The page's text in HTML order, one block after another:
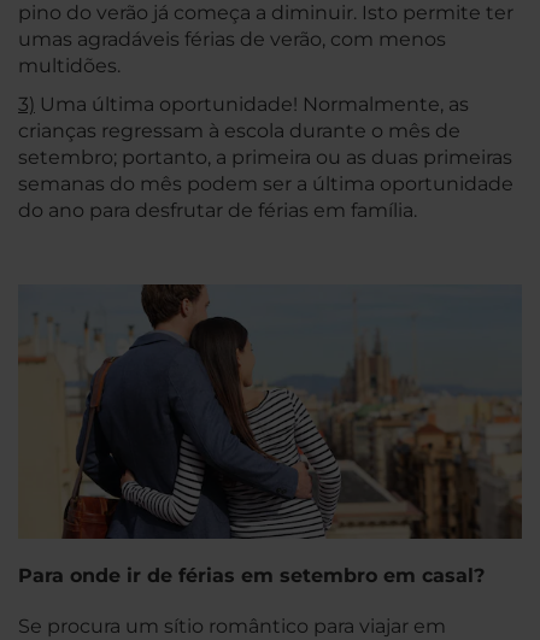
pino do verão já começa a diminuir. Isto permite ter
umas agradáveis férias de verão, com menos
multidões.
3) Uma última oportunidade! Normalmente, as
crianças regressam à escola durante o mês de
setembro; portanto, a primeira ou as duas primeiras
semanas do mês podem ser a última oportunidade
do ano para desfrutar de férias em família.
Para onde ir de férias em setembro em casal?
Se procura um sítio romântico para viajar em